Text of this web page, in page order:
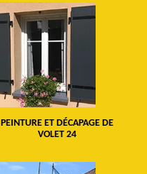
PEINTURE ET DÉCAPAGE DE
VOLET 24